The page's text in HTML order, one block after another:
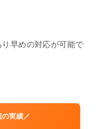
早めの対応が可能で
実績／